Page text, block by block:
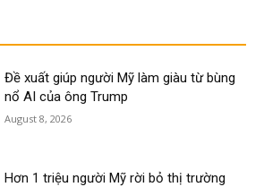
Đề xuất giúp người Mỹ làm giàu từ bùng
nổ AI của ông Trump
August 8, 2026
Hơn 1 triệu người Mỹ rời bỏ thị trường